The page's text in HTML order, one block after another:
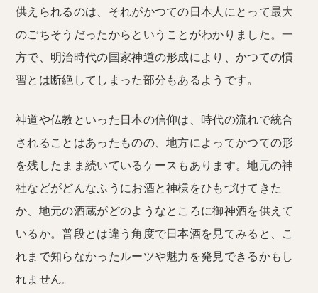
供えられるのは、それがかつての日本人にとって最大
のごちそうだったからということがわかりました。一
方で、明治時代の国家神道の形成により、かつての慣
習とは断絶してしまった部分もあるようです。
神道や仏教といった日本の信仰は、時代の流れで統合
されることはあったものの、地方によってかつての形
を残したまま続いているケースもあります。地元の神
社などがどんなふうにお酒と神様をひもづけてきた
か、地元の酒蔵がどのようなところに御神酒を供えて
いるか。普段とは違う角度で日本酒を見てみると、こ
れまで知らなかったルーツや魅力を発見できるかもし
れません。